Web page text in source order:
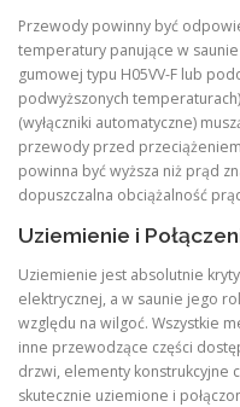
Przewody powinny być
temperatury panujące w
gumowej typu H05VV-F lub
podwyższonych
(wyłączniki automatyczne)
przewody przed
powinna być wyższa niż prąd
dopuszczalna obciążalność
Uziemienie i
Uziemienie jest absolutnie
elektrycznej, a w saunie jego
względu na wilgoć. Wszystkie
inne przewodzące części
drzwi, elementy konstrukcyjne
skutecznie uziemione i